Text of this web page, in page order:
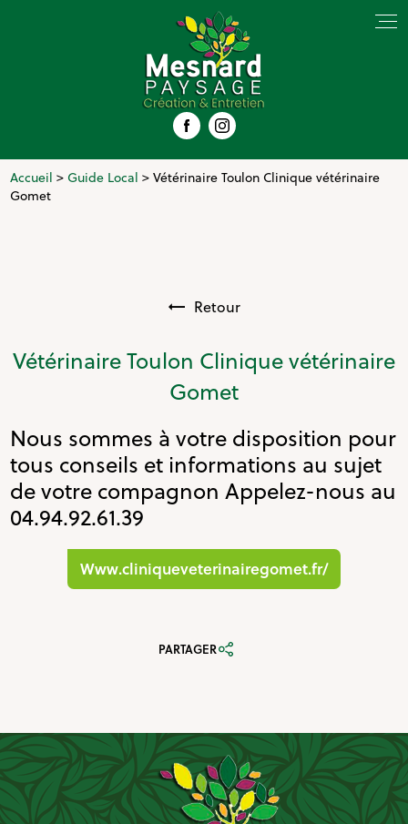
Accueil >Guide Local > Vétérinaire Toulon Clinique vétérinaire
Gomet
Retour
Vétérinaire Toulon Clinique vétérinaire
Gomet
Nous sommes à votre disposition pour
tous conseils et informations au sujet
de votre compagnon Appelez-nous au
04.94.92.61.39
www.cliniqueveterinairegomet.fr/
PARTAGER
Panneau de gestion des cookies